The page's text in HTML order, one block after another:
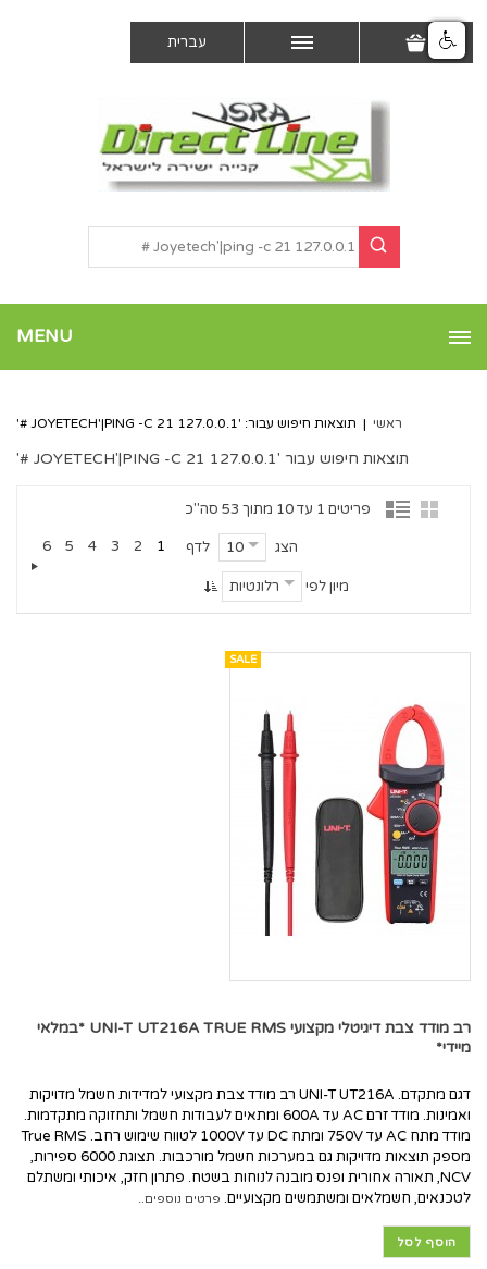
עברית
MENU
ראשי | תוצאות חיפוש עבור: 'JOYETECH'|PING -C 21 127.0.0.1 #'
תוצאות חיפוש עבור 'JOYETECH'|PING -C 21 127.0.0.1 #'
פריטים 1 עד 10 מתוך 53 סה"כ
1
2
3
4
5
6 הצג 10 לדף
מיון לפי רלונטיות
SALE
רב מודד צבת דיגיטלי מקצועי UNI-T UT216A TRUE RMS *במלאי
מיידי*
דגם מתקדם. UNI-T UT216A רב מודד צבת מקצועי למדידות חשמל מדויקות
ואמינות. מודד זרם AC עד 600A ומתאים לעבודות חשמל ותחזוקה מתקדמות.
מודד מתח AC עד 750V ומתח DC עד 1000V לטווח שימוש רחב. True RMS
מספק תוצאות מדויקות גם במערכות חשמל מורכבות. תצוגת 6000 ספירות,
NCV, תאורה אחורית ופנס מובנה לנוחות בשטח. פתרון חזק, איכותי ומשתלם
לטכנאים, חשמלאים ומשתמשים מקצועיים. פרטים נוספים..
הוסף לסל